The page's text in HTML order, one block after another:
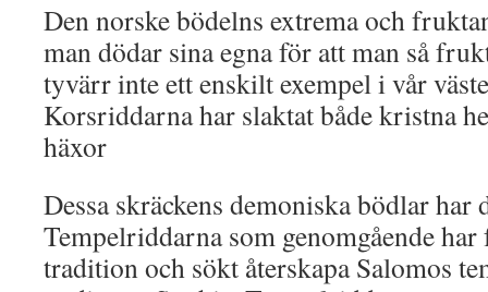
Den norske bödelns extrema och
man dödar sina egna för att man så
tyvärr inte ett enskilt exempel i vår
Korsriddarna har slaktat både kristna
häxor
Dessa skräckens demoniska bödlar har
Tempelriddarna som genomgående
tradition och sökt återskapa Salomos